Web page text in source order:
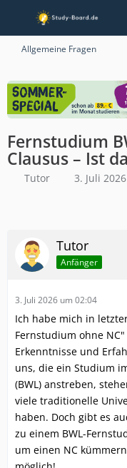
Allgemeine Fragen
Fernstudium
Clausus – Ist
Tutor 3. Juli
Tutor
Anfänger
3. Juli 2026 um 02:04
Ich habe mich in
Fernstudium ohne
Erkenntnisse und
uns, die ein Studium
(BWL) anstreben,
viele traditionelle
haben. Doch gibt es
zu einem BWL-
um einen NC